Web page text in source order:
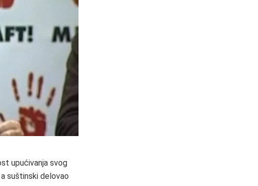
upućivanja svog
suštinski delovao